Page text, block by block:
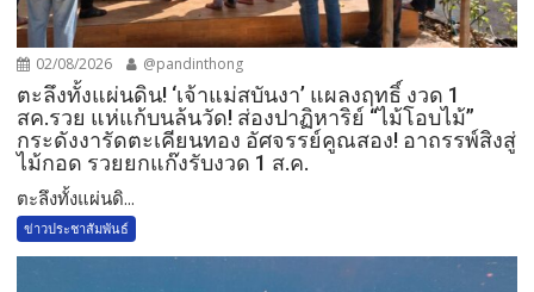
02/08/2026 @pandinthong
ตะลึงทั้งแผ่นดิน! ‘เจ้าแม่สบันงา’ แผลงฤทธิ์ งวด 1
สค.รวย แห่แก้บนล้นวัด!​ ส่องปาฏิหาริย์ “ไม้โอบไม้”
กระดังงารัดตะเคียนทอง อัศจรรย์คูณสอง! อาถรรพ์สิงสู่
ไม้กอด รวยยกแก๊งรับงวด 1 ส.ค.​
​ตะลึงทั้งแผ่นดิ...
ข่าวประชาสัมพันธ์